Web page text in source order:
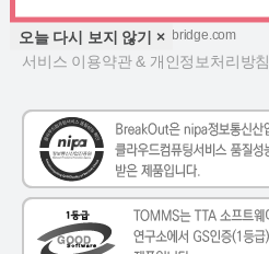
이메일 : enquire@haedenbridge.com
서비스 이용약관 & 개인정보처리방침
오늘 다시 보지 않기 ×